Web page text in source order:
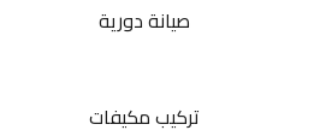
صيانة دورية
تركيب مكيفات